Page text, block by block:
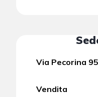
Via Pecorina
Vendita